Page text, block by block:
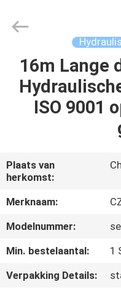
THUIS
PRODUCTEN
OVER
ONS
EQUIPMENT
CO.,LTD.
16m Lange
ISO 9001
Plaats van
herkomst:
Merknaam:
Modelnummer:
Min. bestelaantal:
1
Verpakking Details: